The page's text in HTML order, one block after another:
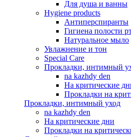
Для душа и ванны
Hygiene products
Антиперспиранты
Гигиена полости
Натуральное мыло
Увлажнение и тон
Special Care
Прокладки, интимный
na kazhdy den
На критические
Прокладки на
Прокладки, интимный уход
na kazhdy den
На критические дни
Прокладки на